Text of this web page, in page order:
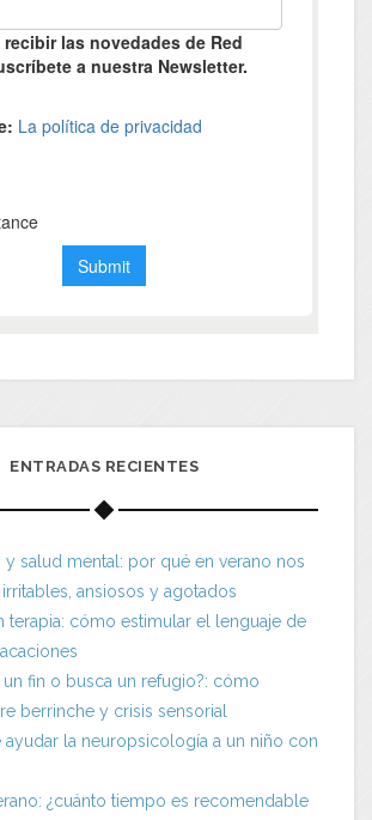
ENTRADAS RECIENTES
y salud mental: por qué en verano nos
ansiosos y agotados
terapia: cómo estimular el lenguaje de
un fin o busca un refugio?: cómo
berrinche y crisis sensorial
ayudar la neuropsicología a un niño con
¿cuánto tiempo es recomendable